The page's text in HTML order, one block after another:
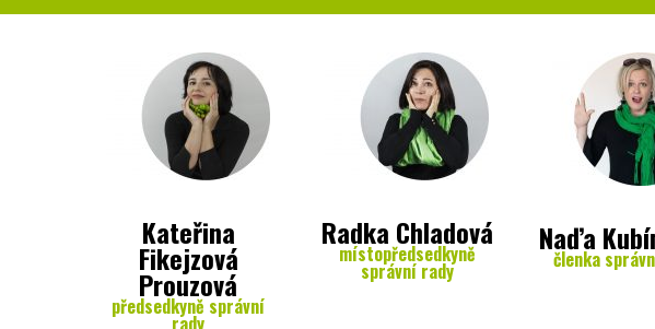
Kateřina
Fikejzová
Prouzová
předsedkyně správní
rady
Radka Chladová
místopředsedkyně
správní rady
Naďa
členka